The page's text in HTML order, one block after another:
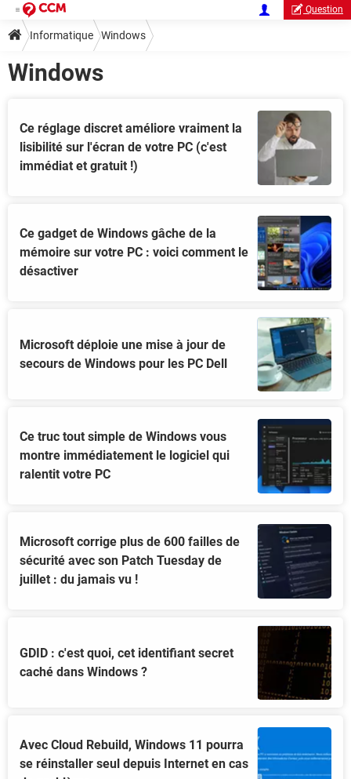
Question
Informatique Windows
Windows
Ce réglage discret améliore vraiment la
lisibilité sur l'écran de votre PC (c'est
immédiat et gratuit !)
Ce gadget de Windows gâche de la
mémoire sur votre PC : voici comment le
désactiver
Microsoft déploie une mise à jour de
secours de Windows pour les PC Dell
Ce truc tout simple de Windows vous
montre immédiatement le logiciel qui
ralentit votre PC
Microsoft corrige plus de 600 failles de
sécurité avec son Patch Tuesday de
juillet : du jamais vu !
GDID : c'est quoi, cet identifiant secret
caché dans Windows ?
Avec Cloud Rebuild, Windows 11 pourra
se réinstaller seul depuis Internet en cas